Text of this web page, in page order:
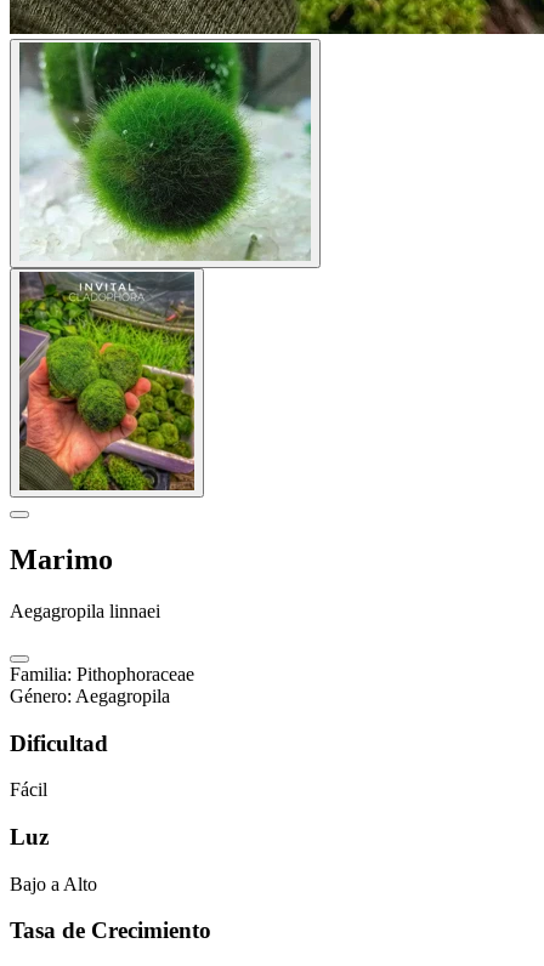
Marimo
Aegagropila linnaei
Familia: Pithophoraceae
Género: Aegagropila
Dificultad
Fácil
Luz
Bajo a Alto
Tasa de Crecimiento